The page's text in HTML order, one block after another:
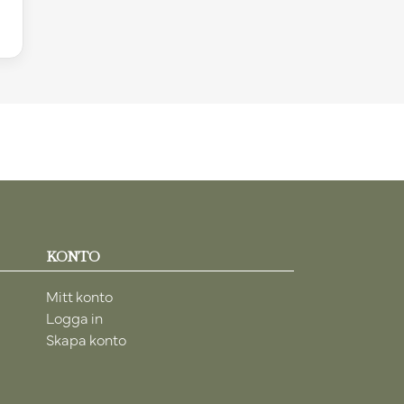
KONTO
Mitt konto
Logga in
Skapa konto